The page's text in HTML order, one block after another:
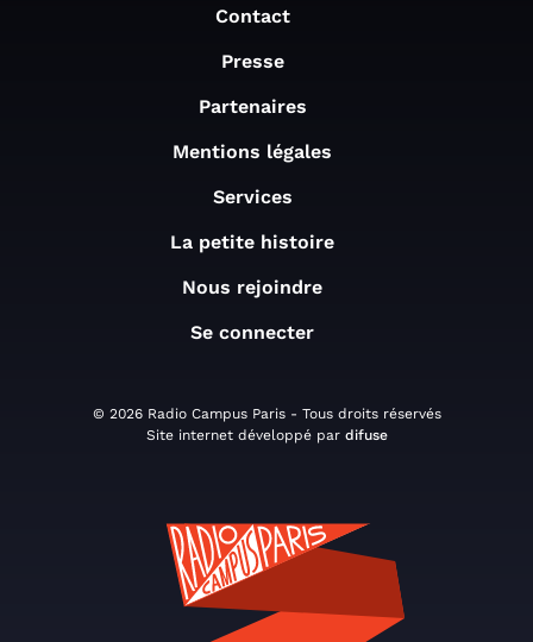
Contact
Presse
Partenaires
Mentions légales
Services
La petite histoire
Nous rejoindre
Se connecter
© 2026 Radio Campus Paris - Tous droits réservés
Site internet développé par difuse